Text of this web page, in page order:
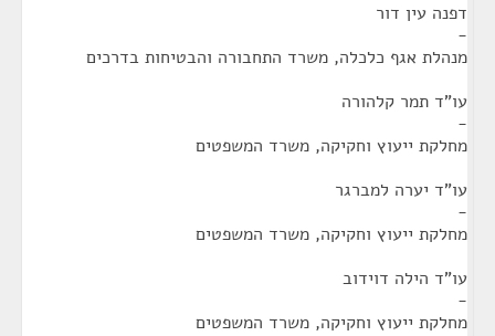
דפנה עין דור
-
מנהלת אגף כלכלה, משרד התחבורה והבטיחות בדרכים
עו"ד תמר קלהורה
-
מחלקת ייעוץ וחקיקה, משרד המשפטים
עו"ד יערה למברגר
-
מחלקת ייעוץ וחקיקה, משרד המשפטים
עו"ד הילה דוידוב
-
מחלקת ייעוץ וחקיקה, משרד המשפטים